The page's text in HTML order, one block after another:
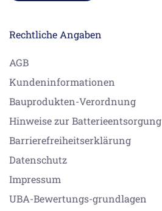
Rechtliche Angaben
AGB
Kundeninformationen
Bauprodukten-Verordnung
Hinweise zur Batterieentsorgung
Barrierefreiheitserklärung
Datenschutz
Impressum
UBA-Bewertungs-grundlagen